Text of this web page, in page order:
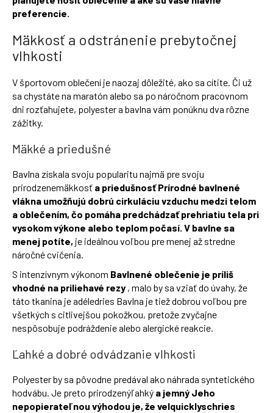
preferencie.
Mäkkosť a odstránenie prebytočnej
vlhkosti
V športovom oblečení je naozaj dôležité, ako sa cítite. Či už
sa chystáte na maratón alebo sa po náročnom pracovnom
dni rozťahujete, polyester a bavlna vám ponúknu dva rôzne
zážitky.
Mäkké a priedušné
Bavlna získala svoju popularitu najmä pre svoju
prirodzenemäkkosť a priedušnosť Prírodné bavlnené
vlákna umožňujú dobrú cirkuláciu vzduchu medzi telom
a oblečením, čo pomáha predchádzať prehriatiu tela pri
vysokom výkone alebo teplom počasí. V bavlne sa
menej potíte, je ideálnou voľbou pre menej až stredne
náročné cvičenia.
S intenzívnym výkonom Bavlnené oblečenie je príliš
vhodné na priliehavé rezy , malo by sa vziať do úvahy, že
táto tkanina je adéledries Bavlna je tiež dobrou voľbou pre
všetkých s citlivejšou pokožkou, pretože zvyčajne
nespôsobuje podráždenie alebo alergické reakcie.
Ľahké a dobré odvádzanie vlhkosti
Polyester by sa pôvodne predával ako náhrada syntetického
hodvábu. Je preto prirodzenýľahký a jemný Jeho
nepopierateľnou výhodou je, že velquicklyschries
j
ť
?